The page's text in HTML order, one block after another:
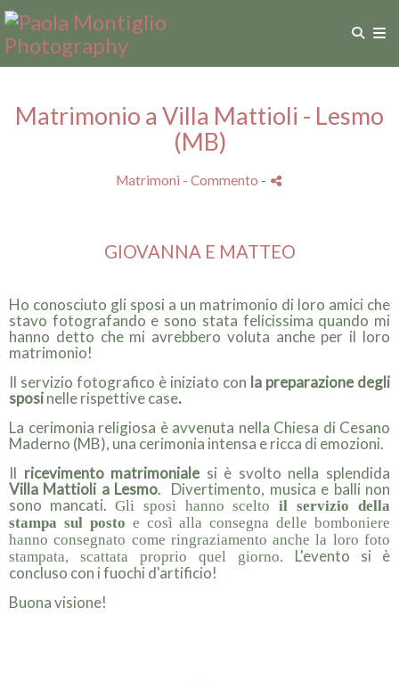
Matrimonio a Villa Mattioli - Lesmo
(MB)
Matrimoni - Commento -
GIOVANNA E MATTEO
Ho conosciuto gli sposi a un matrimonio di loro amici che
stavo fotografando e sono stata felicissima quando mi
hanno detto che mi avrebbero voluta anche per il loro
matrimonio!
Il servizio fotografico è iniziato con la preparazione degli
sposinelle rispettive case.
La cerimonia religiosa è avvenuta nella Chiesa di Cesano
Maderno (MB), una cerimonia intensa e ricca di emozioni.
Il ricevimento matrimoniale si è svolto nella splendida
Villa Mattioli a Lesmo. Divertimento, musica e balli non
sono mancati. Gli sposi hanno sceltoil servizio della
stampa sul posto e così alla consegna delle bomboniere
hanno consegnato come ringraziamento anche la loro foto
stampata, scattata proprio quel giorno. L'evento si è
concluso con i fuochi d'artificio!
Buona visione!